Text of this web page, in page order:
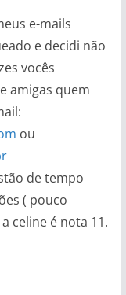
e-mails
e decidi não
vocês
amigas quem
ou
de tempo
( pouco
celine é nota 11.